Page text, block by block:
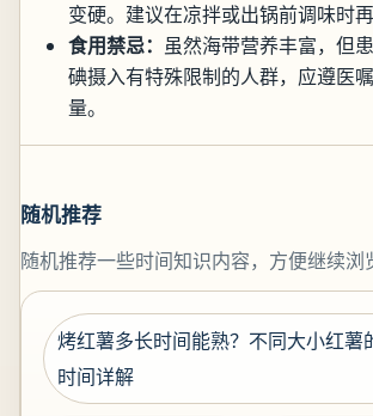
变硬。建议在凉拌或出锅前调味时再
食用禁忌： 虽然海带营养丰富，但
碘摄入有特殊限制的人群，应遵医
量。
随机推荐
随机推荐一些时间知识内容，方便继续浏
烤红薯多长时间能熟？不同大小红薯
时间详解